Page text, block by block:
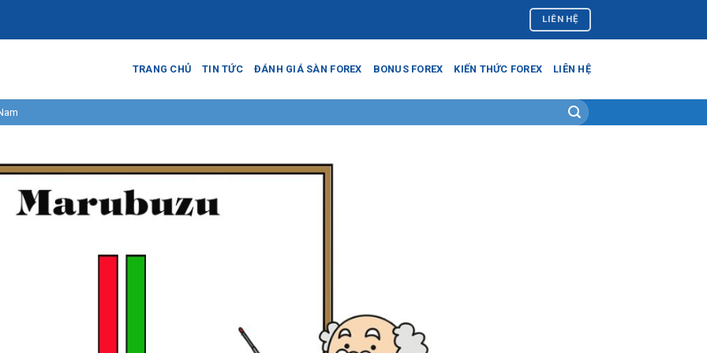
LIÊN HỆ
TRANG CHỦ TIN TỨC ĐÁNH GIÁ SÀN FOREX BONUS FOREX KIẾN THỨC FOREX LIÊN HỆ